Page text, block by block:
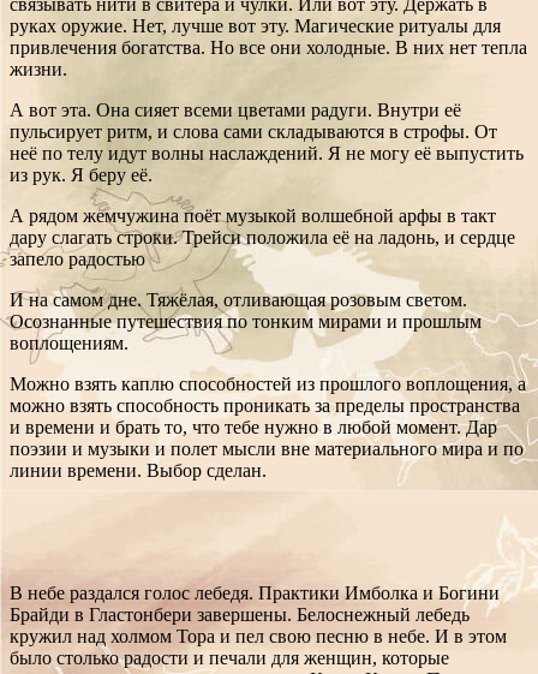
руках оружие. Нет, лучше вот эту. Магические ритуалы для
привлечения богатства. Но все они холодные. В них нет тепла
жизни.
А вот эта. Она сияет всеми цветами радуги. Внутри её
пульсирует ритм, и слова сами складываются в строфы. От
неё по телу идут волны наслаждений. Я не могу её выпустить
из рук. Я беру её.
А рядом жемчужина поёт музыкой волшебной арфы в такт
дару слагать строки. Трейси положила её на ладонь, и сердце
запело радостью
И на самом дне. Тяжёлая, отливающая розовым светом.
Осознанные путешествия по тонким мирами и прошлым
воплощениям.
Можно взять каплю способностей из прошлого воплощения, а
можно взять способность проникать за пределы пространства
и времени и брать то, что тебе нужно в любой момент. Дар
поэзии и музыки и полет мысли вне материального мира и по
линии времени. Выбор сделан.
В небе раздался голос лебедя. Практики Имболка и Богини
Брайди в Гластонбери завершены. Белоснежный лебедь
кружил над холмом Тора и пел свою песню в небе. И в этом
было столько радости и печали для женщин, которые